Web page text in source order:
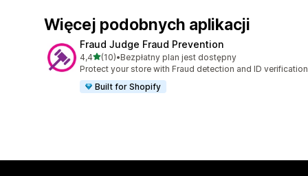
Więcej podobnych aplikacji
Fraud Judge Fraud Prevention
4,4na 5 gwiazdek
(10)
Łączna liczba recenzji: 10
•Bezpłatny plan jest dostępny
Protect your store with Fraud detection and ID verification
Built for Shopify